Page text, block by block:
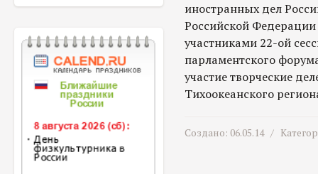
иностранных дел
Российской
участниками 22-ой
парламентского
участие творческие
Тихоокеанского
Создано: 06.05.14 /